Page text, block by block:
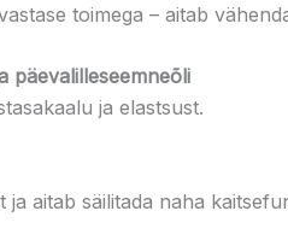
toimega – aitab
päevalilleseemneõli
ja elastsust.
ja aitab säilitada naha